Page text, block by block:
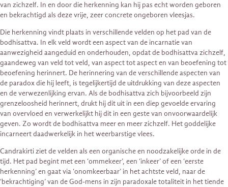
van zichzelf. In en door die herkenning kan hij pas echt worden geboren
en bekrachtigd als deze vrije, zeer concrete ongeboren vleesjas.
Die herkenning vindt plaats in verschillende velden op het pad van de
bodhisattva. In elk veld wordt een aspect van de incarnatie van
aanwezigheid aangeduid en onderhouden, opdat de bodhisattva zichzelf,
gaandeweg van veld tot veld, van aspect tot aspect en van beoefening tot
beoefening herinnert. De herinnering van de verschillende aspecten van
de paradox die hij leeft, is tegelijkertijd de uitdrukking van deze aspecten
en de verwezenlijking ervan. Als de bodhisattva zich bijvoorbeeld zijn
grenzeloosheid herinnert, drukt hij dit uit in een diep gevoelde ervaring
van overvloed en verwerkelijkt hij dit in een geste van onvoorwaardelijk
geven. Zo wordt de bodhisattva meer en meer zichzelf. Het goddelijke
incarneert daadwerkelijk in het weerbarstige vlees.
Candrakirti ziet de velden als een organische en noodzakelijke orde in de
tijd. Het pad begint met een ‘ommekeer’, een ‘inkeer’ of een ‘eerste
herkenning’ en gaat via ‘onomkeerbaar’ in het achtste veld, naar de
‘bekrachtiging’ van de God-mens in zijn paradoxale totaliteit in het tiende